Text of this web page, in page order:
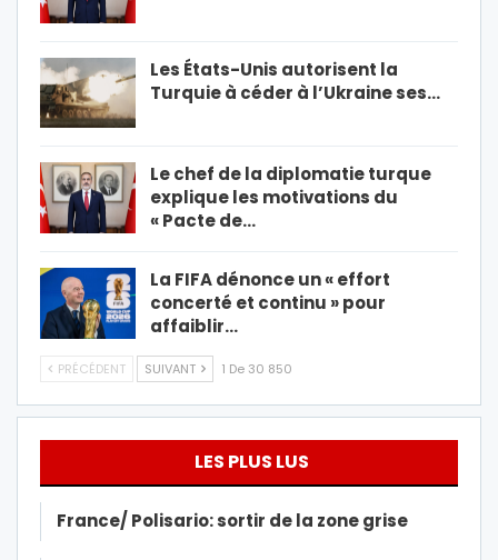
Les États-Unis autorisent la
Turquie à céder à l’Ukraine ses…
Le chef de la diplomatie turque
explique les motivations du
« Pacte de…
La FIFA dénonce un « effort
concerté et continu » pour
affaiblir…
PRÉCÉDENT SUIVANT 1 De 30 850
LES PLUS LUS
France/ Polisario: sortir de la zone grise